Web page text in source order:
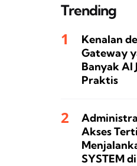
Trending
Kenalan
Gateway
Banyak AI
Praktis
Akses
SYSTEM